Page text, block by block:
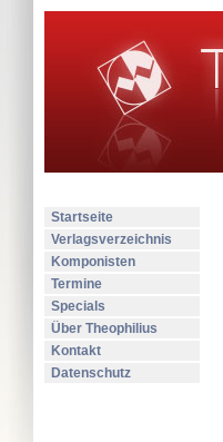
Startseite
Verlagsverzeichnis
Komponisten
Termine
Specials
Über Theophilius
Kontakt
Datenschutz